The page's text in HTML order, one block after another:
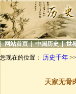
| 网站首页 | 中国历史 | 世
您现在的位置： 历史千年 >>
天家无骨